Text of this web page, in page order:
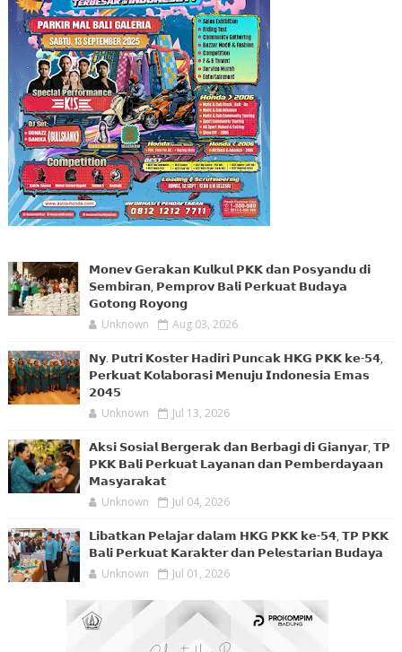
𝗠𝗼𝗻𝗲𝘃 𝗚𝗲𝗿𝗮𝗸𝗮𝗻 𝗞𝘂𝗹𝗸𝘂𝗹 𝗣𝗞𝗞 𝗱𝗮𝗻 𝗣𝗼𝘀𝘆𝗮𝗻𝗱𝘂 𝗱𝗶
𝗦𝗲𝗺𝗯𝗶𝗿𝗮𝗻, 𝗣𝗲𝗺𝗽𝗿𝗼𝘃 𝗕𝗮𝗹𝗶 𝗣𝗲𝗿𝗸𝘂𝗮𝘁 𝗕𝘂𝗱𝗮𝘆𝗮
𝗚𝗼𝘁𝗼𝗻𝗴 𝗥𝗼𝘆𝗼𝗻𝗴
Unknown Aug 03, 2026
𝗡𝘆. 𝗣𝘂𝘁𝗿𝗶 𝗞𝗼𝘀𝘁𝗲𝗿 𝗛𝗮𝗱𝗶𝗿𝗶 𝗣𝘂𝗻𝗰𝗮𝗸 𝗛𝗞𝗚 𝗣𝗞𝗞 𝗸𝗲-𝟱𝟰,
𝗣𝗲𝗿𝗸𝘂𝗮𝘁 𝗞𝗼𝗹𝗮𝗯𝗼𝗿𝗮𝘀𝗶 𝗠𝗲𝗻𝘂𝗷𝘂 𝗜𝗻𝗱𝗼𝗻𝗲𝘀𝗶𝗮 𝗘𝗺𝗮𝘀
𝟮𝟬𝟰𝟱
Unknown Jul 13, 2026
𝗔𝗸𝘀𝗶 𝗦𝗼𝘀𝗶𝗮𝗹 𝗕𝗲𝗿𝗴𝗲𝗿𝗮𝗸 𝗱𝗮𝗻 𝗕𝗲𝗿𝗯𝗮𝗴𝗶 𝗱𝗶 𝗚𝗶𝗮𝗻𝘆𝗮𝗿, 𝗧𝗣
𝗣𝗞𝗞 𝗕𝗮𝗹𝗶 𝗣𝗲𝗿𝗸𝘂𝗮𝘁 𝗟𝗮𝘆𝗮𝗻𝗮𝗻 𝗱𝗮𝗻 𝗣𝗲𝗺𝗯𝗲𝗿𝗱𝗮𝘆𝗮𝗮𝗻
𝗠𝗮𝘀𝘆𝗮𝗿𝗮𝗸𝗮𝘁
Unknown Jul 04, 2026
𝗟𝗶𝗯𝗮𝘁𝗸𝗮𝗻 𝗣𝗲𝗹𝗮𝗷𝗮𝗿 𝗱𝗮𝗹𝗮𝗺 𝗛𝗞𝗚 𝗣𝗞𝗞 𝗸𝗲-𝟱𝟰, 𝗧𝗣 𝗣𝗞𝗞
𝗕𝗮𝗹𝗶 𝗣𝗲𝗿𝗸𝘂𝗮𝘁 𝗞𝗮𝗿𝗮𝗸𝘁𝗲𝗿 𝗱𝗮𝗻 𝗣𝗲𝗹𝗲𝘀𝘁𝗮𝗿𝗶𝗮𝗻 𝗕𝘂𝗱𝗮𝘆𝗮
Unknown Jul 01, 2026